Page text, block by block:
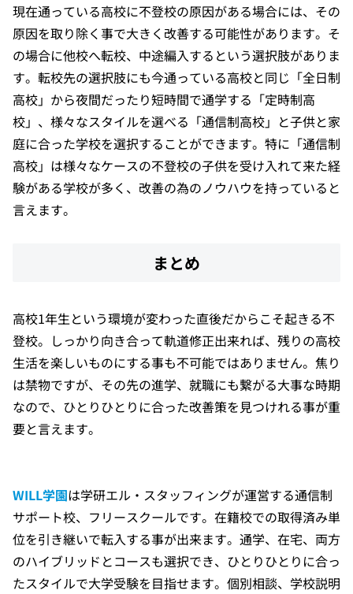
現在通っている高校に不登校の原因がある場合には、その
原因を取り除く事で大きく改善する可能性があります。そ
の場合に他校へ転校、中途編入するという選択肢がありま
す。転校先の選択肢にも今通っている高校と同じ「全日制
高校」から夜間だったり短時間で通学する「定時制高
校」、様々なスタイルを選べる「通信制高校」と子供と家
庭に合った学校を選択することができます。特に「通信制
高校」は様々なケースの不登校の子供を受け入れて来た経
験がある学校が多く、改善の為のノウハウを持っていると
言えます。
まとめ
高校1年生という環境が変わった直後だからこそ起きる不
登校。しっかり向き合って軌道修正出来れば、残りの高校
生活を楽しいものにする事も不可能ではありません。焦り
は禁物ですが、その先の進学、就職にも繋がる大事な時期
なので、ひとりひとりに合った改善策を見つけれる事が重
要と言えます。
WILL学園は学研エル・スタッフィングが運営する通信制
サポート校、フリースクールです。在籍校での取得済み単
位を引き継いで転入する事が出来ます。通学、在宅、両方
のハイブリッドとコースも選択でき、ひとりひとりに合っ
たスタイルで大学受験を目指せます。個別相談、学校説明